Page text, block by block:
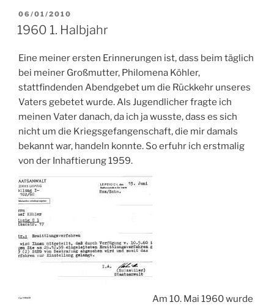
VERÖFFENTLICHT
AM
06/01/2010
1960 1. Halbjahr
Eine meiner ersten Erinnerungen ist, dass beim täglich
bei meiner Großmutter, Philomena Köhler,
stattfindenden Abendgebet um die Rückkehr unseres
Vaters gebetet wurde. Als Jugendlicher fragte ich
meinen Vater danach, da ich ja wusste, dass es sich
nicht um die Kriegsgefangenschaft, die mir damals
bekannt war, handeln konnte. So erfuhr ich erstmalig
von der Inhaftierung 1959.
Am 10. Mai 1960 wurde